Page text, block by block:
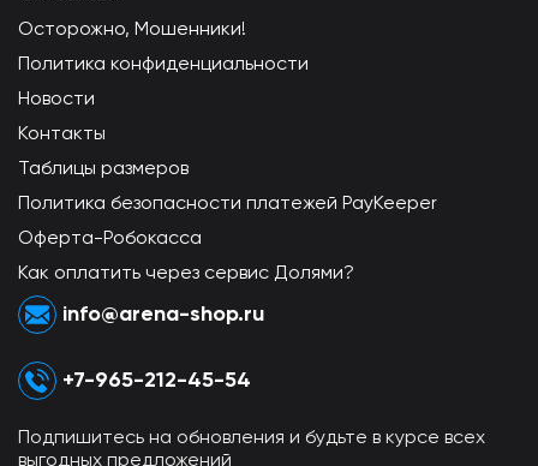
Осторожно, Мошенники!
Политика конфиденциальности
Новости
Контакты
Таблицы размеров
Политика безопасности платежей PayKeeper
Оферта-Робокасса
Как оплатить через сервис Долями?
info@arena-shop.ru
+7-965-212-45-54
Подпишитесь на обновления и будьте в курсе всех
выгодных предложений